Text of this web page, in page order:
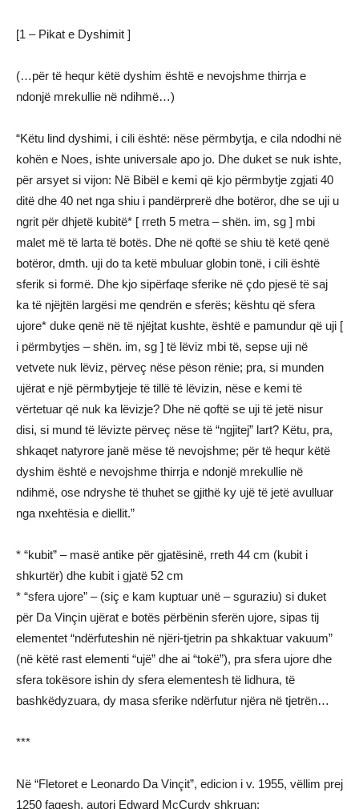
[1 – Pikat e Dyshimit ]
(…për të hequr këtë dyshim është e nevojshme thirrja e
ndonjë mrekullie në ndihmë…)
“Këtu lind dyshimi, i cili është: nëse përmbytja, e cila ndodhi në
kohën e Noes, ishte universale apo jo. Dhe duket se nuk ishte,
për arsyet si vijon: Në Bibël e kemi që kjo përmbytje zgjati 40
ditë dhe 40 net nga shiu i pandërprerë dhe botëror, dhe se uji u
ngrit për dhjetë kubitë* [ rreth 5 metra – shën. im, sg ] mbi
malet më të larta të botës. Dhe në qoftë se shiu të ketë qenë
botëror, dmth. uji do ta ketë mbuluar globin tonë, i cili është
sferik si formë. Dhe kjo sipërfaqe sferike në çdo pjesë të saj
ka të njëjtën largësi me qendrën e sferës; kështu që sfera
ujore* duke qenë në të njëjtat kushte, është e pamundur që uji [
i përmbytjes – shën. im, sg ] të lëviz mbi të, sepse uji në
vetvete nuk lëviz, përveç nëse pëson rënie; pra, si munden
ujërat e një përmbytjeje të tillë të lëvizin, nëse e kemi të
vërtetuar që nuk ka lëvizje? Dhe në qoftë se uji të jetë nisur
disi, si mund të lëvizte përveç nëse të “ngjitej” lart? Këtu, pra,
shkaqet natyrore janë mëse të nevojshme; për të hequr këtë
dyshim është e nevojshme thirrja e ndonjë mrekullie në
ndihmë, ose ndryshe të thuhet se gjithë ky ujë të jetë avulluar
nga nxehtësia e diellit.”
* “kubit” – masë antike për gjatësinë, rreth 44 cm (kubit i
shkurtër) dhe kubit i gjatë 52 cm
* “sfera ujore” – (siç e kam kuptuar unë – sguraziu) si duket
për Da Vinçin ujërat e botës përbënin sferën ujore, sipas tij
elementet “ndërfuteshin në njëri-tjetrin pa shkaktuar vakuum”
(në këtë rast elementi “ujë” dhe ai “tokë”), pra sfera ujore dhe
sfera tokësore ishin dy sfera elementesh të lidhura, të
bashkëdyzuara, dy masa sferike ndërfutur njëra në tjetrën…
***
Në “Fletoret e Leonardo Da Vinçit”, edicion i v. 1955, vëllim prej
1250 faqesh, autori Edward McCurdy shkruan: